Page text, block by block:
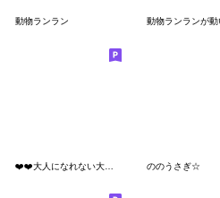
動物ランラン 動物ランランが動
ののうさぎ☆